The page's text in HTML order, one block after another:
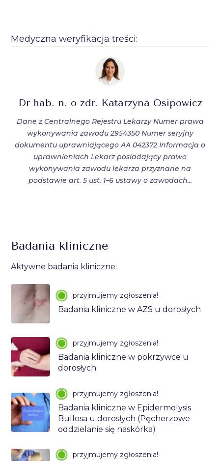
Medyczna weryfikacja treści:
Dr hab. n. o zdr. Katarzyna Osipowicz
Dane z Centralnego Rejestru Lekarzy Numer prawa
wykonywania zawodu 2954350 Numer seryjny
dokumentu uprawniającego AA 042372 Informacja o
uprawnieniach Lekarz posiadający prawo
wykonywania zawodu lekarza przyznane na
podstawie art. 5 ust. 1–6 ustawy o zawodach...
Badania kliniczne
Aktywne badania kliniczne:
przyjmujemy zgłoszenia!
Badania kliniczne w AZS u dorosłych
przyjmujemy zgłoszenia!
Badania kliniczne w pokrzywce u
dorosłych
przyjmujemy zgłoszenia!
Badania kliniczne w Epidermolysis
Bullosa u dorosłych (Pęcherzowe
oddzielanie się naskórka)
przyjmujemy zgłoszenia!